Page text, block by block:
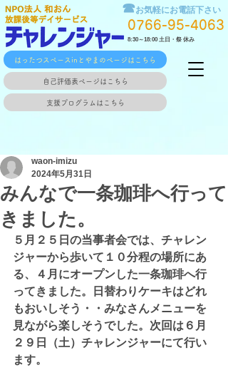
はったつスペースinとやまのページはこちら
☎お気軽にお電話下さい
0766-95-4063
8:30～18:00 土日・祭 休み
自己評価表ページはこちら
支援プログラムはこちら
みんなで一条珈琲へ行って
きました。
waon-imizu
2024年5月31日
５月２５日の当事者会では、チャレン
ジャーから歩いて１０分程の場所にあ
る、４月にオープンした一条珈琲へ行
ってきました。日替わりケーキはどれ
もおいしそう・・みなさんメニューを
見ながら楽しそうでした。次回は６月
２９日（土）チャレンジャーにて行い
ます。